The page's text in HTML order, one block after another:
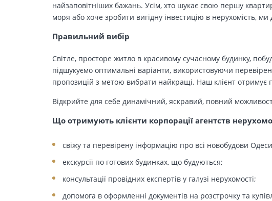
найзаповітніших бажань. Усім, хто шукає свою першу
моря або хоче зробити вигідну інвестицію в нерухомість,
Правильний вибір
Світле, просторе житло в красивому сучасному будинку,
підшукуємо оптимальні варіанти, використовуючи
пропозицій з метою вибрати найкращі. Наш клієнт отримує
Відкрийте для себе динамічний, яскравий, повний
Що отримують клієнти корпорації агентств
свіжу та перевірену інформацію про всі новобудови
екскурсії по готових будинках, що будуються;
консультації провідних експертів у галузі нерухомості;
допомога в оформленні документів на розстрочку та